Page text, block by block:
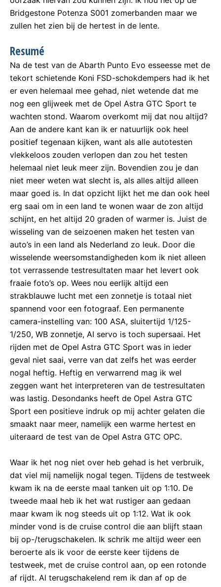
Bridgestone Potenza S001 zomerbanden maar we
zullen het zien bij de hertest in de lente.
Resumé
Na de test van de Abarth Punto Evo esseesse met de
tekort schietende Koni FSD-schokdempers had ik het
er even helemaal mee gehad, niet wetende dat me
nog een glijweek met de Opel Astra GTC Sport te
wachten stond. Waarom overkomt mij dat nou altijd?
Aan de andere kant kan ik er natuurlijk ook heel
positief tegenaan kijken, want als alle autotesten
vlekkeloos zouden verlopen dan zou het testen
helemaal niet leuk meer zijn. Bovendien zou je dan
niet meer weten wat slecht is, als alles altijd alleen
maar goed is. In dat opzicht lijkt het me dan ook heel
erg saai om in een land te wonen waar de zon altijd
schijnt, en het altijd 20 graden of warmer is. Juist de
wisseling van de seizoenen maken het testen van
auto’s in een land als Nederland zo leuk. Door die
wisselende weersomstandigheden kom ik niet alleen
tot verrassende testresultaten maar het levert ook
fraaie foto’s op. Wees nou eerlijk altijd een
strakblauwe lucht met een zonnetje is totaal niet
spannend voor een fotograaf. Een permanente
camera-instelling van: 100 ASA, sluitertijd 1/125-
1/250, WB zonnetje, AI servo is toch supersaai. Het
rijden met de Opel Astra GTC Sport was in ieder
geval niet saai, verre van dat zelfs het was eerder
nogal heftig. Heftig en verwarrend mag ik wel
zeggen want het interpreteren van de testresultaten
was lastig. Desondanks heeft de Opel Astra GTC
Sport een positieve indruk op mij achter gelaten die
smaakt naar meer, namelijk een warme hertest en
uiteraard de test van de Opel Astra GTC OPC.
Waar ik het nog niet over heb gehad is het verbruik,
dat viel mij namelijk nogal tegen. Tijdens de testweek
kwam ik na de eerste maal tanken uit op 1:10. De
tweede maal heb ik het wat rustiger aan gedaan
maar kwam ik nog steeds uit op 1:12. Wat ik ook
minder vond is de cruise control die aan blijft staan
bij op-/terugschakelen. Ik schrik me altijd weer een
beroerte als ik voor de eerste keer tijdens de
testweek, met de cruise control aan, op een rotonde
af rijdt. Al terugschakelend rem ik dan af op de